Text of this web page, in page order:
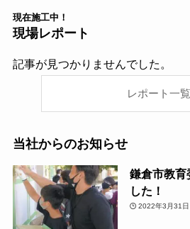
現在施工中！
現場レポート
記事が見つかりませんでした。
レポート一覧
当社からのお知らせ
鎌倉市教育
した！
2022年3月31日